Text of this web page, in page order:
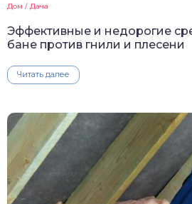
Дом / Дача
Эффективные и недорогие
бане против гнили и плесени
Читать далее